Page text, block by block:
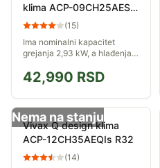
klima ACP-09CH25AESI
R32 PRO (15)
Ima nominalni kapacitet
grejanja 2,93 kW, a hlađenja
42,990 RSD
Nema na stanju
Vivax Q design klima
ACP-12CH35AEQIs R32
(14)